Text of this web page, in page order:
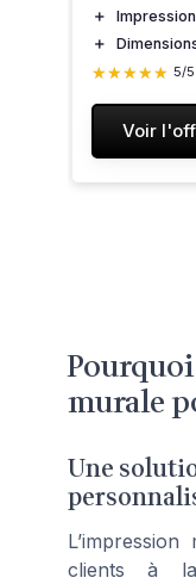
＋
＋
★★★★★
★★★★★ 5/5
Voir
murale
Une
clients à la